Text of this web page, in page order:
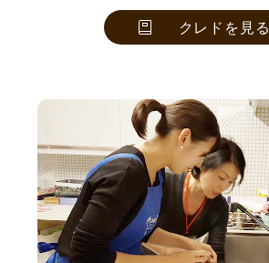
クレドを見る